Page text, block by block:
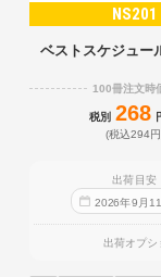
NS201
ベストスケジュー
100冊注文時
税別 268
(税込294
出荷目安
2026年9 月 11
出荷オプシ